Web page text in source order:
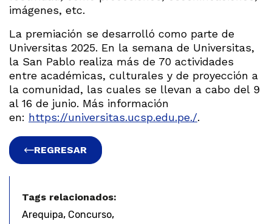
imágenes, etc.
La premiación se desarrolló como parte de
Universitas 2025. En la semana de Universitas,
la San Pablo realiza más de 70 actividades
entre académicas, culturales y de proyección a
la comunidad, las cuales se llevan a cabo del 9
al 16 de junio. Más información
en: https://universitas.ucsp.edu.pe./.
REGRESAR
Tags relacionados:
Arequipa, Concurso,